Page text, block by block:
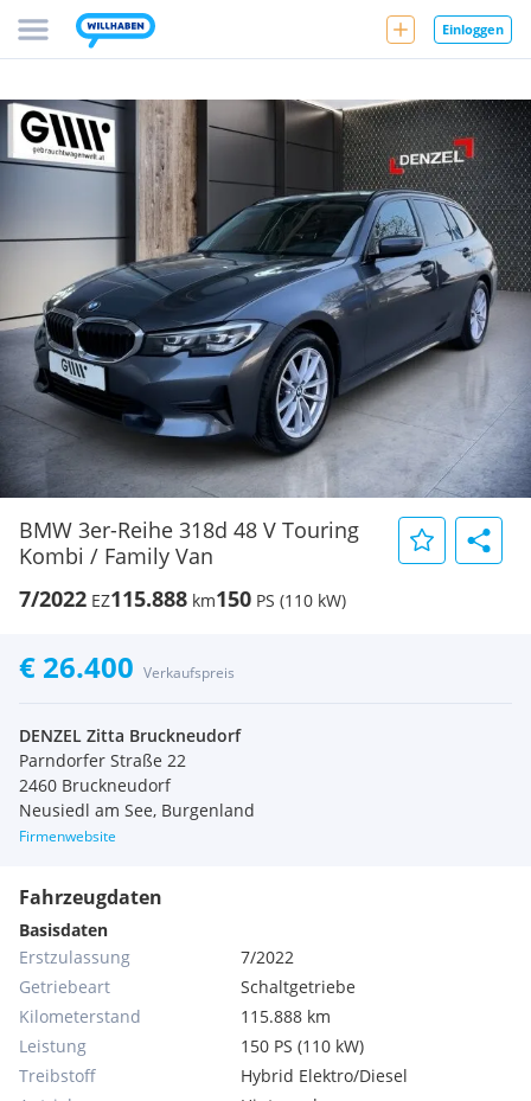
Einloggen
BMW 3er-Reihe 318d 48 V Touring
Kombi / Family Van
7/2022 EZ115.888 km150 PS (110 kW)
€ 26.400 Verkaufspreis
DENZEL Zitta Bruckneudorf
Parndorfer Straße 22
2460 Bruckneudorf
Neusiedl am See, Burgenland
Firmenwebsite
Fahrzeugdaten
Basisdaten
Erstzulassung
7/2022
Getriebeart
Schaltgetriebe
Kilometerstand
115.888 km
Leistung
150 PS (110 kW)
Treibstoff
Hybrid Elektro/Diesel